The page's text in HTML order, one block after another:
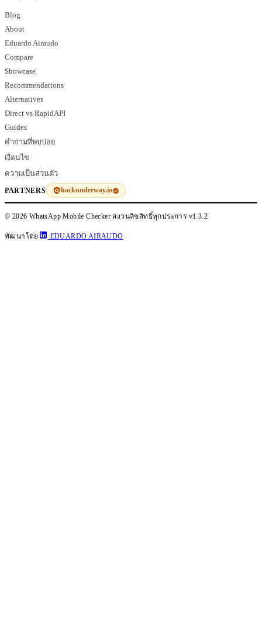
Blog
About
Eduardo Airaudo
Compare
Showcase
Recommendations
Alternatives
Direct vs RapidAPI
Guides
คำถามที่พบบ่อย
เงื่อนไข
ความเป็นส่วนตัว
PARTNERS hackunderway.io
© 2026 WhatsApp Mobile Checker สงวนลิขสิทธิ์ทุกประการ v1.3.2
พัฒนาโดย EDUARDO AIRAUDO